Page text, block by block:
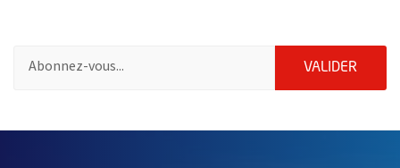
VALIDER